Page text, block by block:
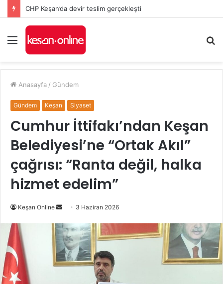
Keşan’da Kozköy Kavşağı’nda feci kaza: 9 kişi ağır yaralandı
Menü
...
Anasayfa / Gündem
Gündem Keşan Siyaset
Cumhur İttifakı’ndan Keşan
Belediyesi’ne “Ortak Akıl”
çağrısı: “Ranta değil, halka
hizmet edelim”
Keşan Online
Bir
posta
göndermek
3 Haziran 2026